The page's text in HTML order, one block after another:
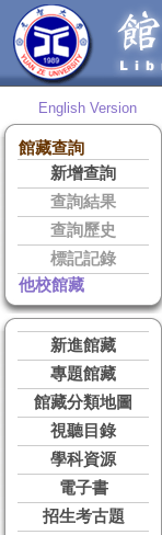
English Version
館藏查詢
新增查詢
查詢結果
查詢歷史
標記記錄
他校館藏
新進館藏
專題館藏
館藏分類地圖
視聽目錄
學科資源
電子書
招生考古題